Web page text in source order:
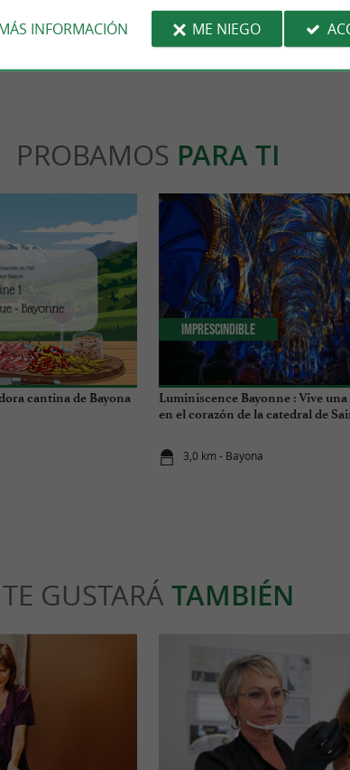
1,7 km - Bayona
PROBAMOS PARA TI
cantina de Bayona
Luminiscence Bayonne : Vive
en el corazón de la catedral de
3,0 km - Bayona
Imprescindible
TE GUSTARÁTAMBIÉN
INFORMACIÓN ME NIEGO